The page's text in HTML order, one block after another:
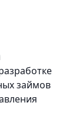
займов